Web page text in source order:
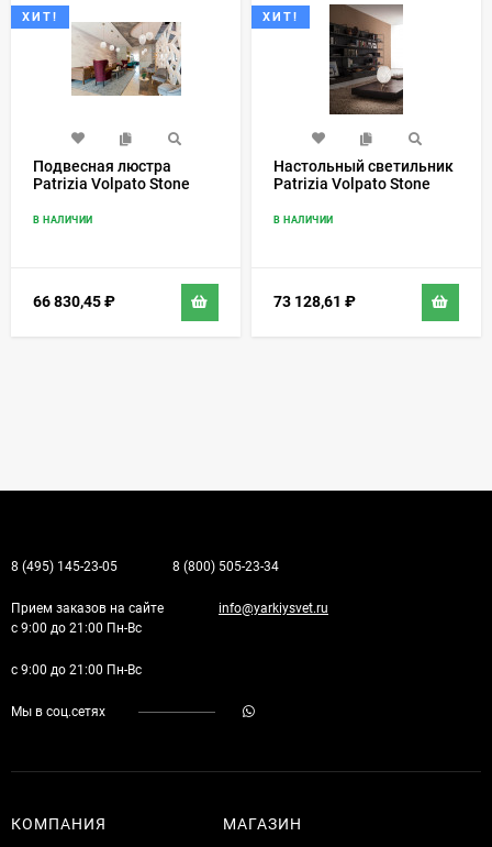
ХИТ!
Подвесная люстра
Patrizia Volpato Stone
В НАЛИЧИИ
66 830,45₽
ХИТ!
Настольный светильник
Patrizia Volpato Stone
В НАЛИЧИИ
73 128,61 ₽
8 (495) 145-23-05 8 (800) 505-23-34
Прием заказов на сайте
с 9:00 до 21:00 Пн-Вс
info@yarkiysvet.ru
с 9:00 до 21:00 Пн-Вс
Мы в соц.сетях
КОМПАНИЯ МАГАЗИН